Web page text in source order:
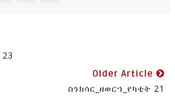
Older Article
ስንክሳር_ዘወርኀ_የካቲት 21